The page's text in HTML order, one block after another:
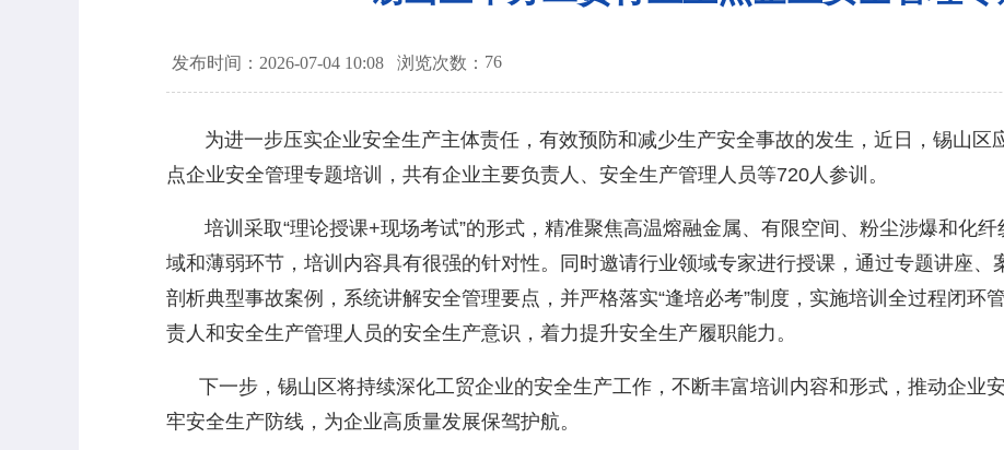
发布时间：2026-07-04 10:08 浏览次数： 76
为进一步压实企业安全生产主体责任，有效预防和减少生产安全事故的发生，近日，锡山区
点企业安全管理专题培训，共有企业主要负责人、安全生产管理人员等720人参训。
培训采取“理论授课+现场考试”的形式，精准聚焦高温熔融金属、有限空间、粉尘涉爆和化纤
域和薄弱环节，培训内容具有很强的针对性。同时邀请行业领域专家进行授课，通过专题讲座、
剖析典型事故案例，系统讲解安全管理要点，并严格落实“逢培必考”制度，实施培训全过程闭环
责人和安全生产管理人员的安全生产意识，着力提升安全生产履职能力。
下一步，锡山区将持续深化工贸企业的安全生产工作，不断丰富培训内容和形式，推动企业
牢安全生产防线，为企业高质量发展保驾护航。